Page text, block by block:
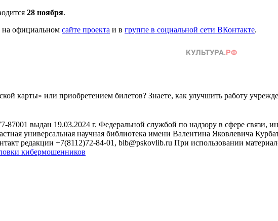
28 ноября.
на официальном сайте проекта и в группе в социальной сети ВКонтакте.
карты» или приобретением билетов? Знаете, как улучшить работу
выдан 19.03.2024 г. Федеральной службой по надзору в сфере связи,
универсальная научная библиотека имени Валентина Яковлевича
редакции +7(8112)72-84-01, bib@pskovlib.ru При использовании
кибермошенников